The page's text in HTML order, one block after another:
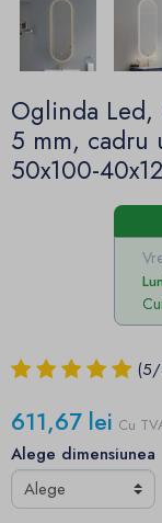
Oglinda
5 mm, cadru
50x100-
(5/
611,67 lei Cu
Alege dimensiunea